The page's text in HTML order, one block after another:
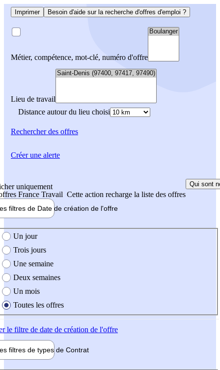
Imprimer Besoin d'aide sur la recherche d'offres d'emploi ?
Métier, compétence, mot-clé, numéro d'offre
Lieu de travail
Distance autour du lieu choisi
Rechercherdes offres
uniquement
France Travail Cette action recharge la liste des offres
Qui sont
filtres de Date de création de l'offre
création de l'offre
Un jour
Trois jours
Une semaine
Deux semaines
Un mois
Toutes les offres
le filtre de date de création de l'offre
filtres de types de Contrat
Créer une alerte